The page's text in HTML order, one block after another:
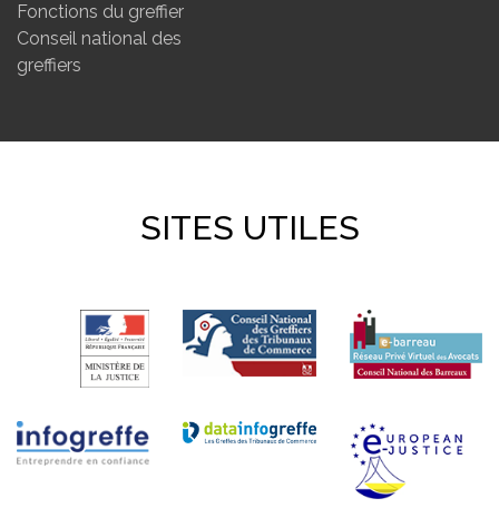
Fonctions du greffier
Conseil national des
greffiers
SITES UTILES